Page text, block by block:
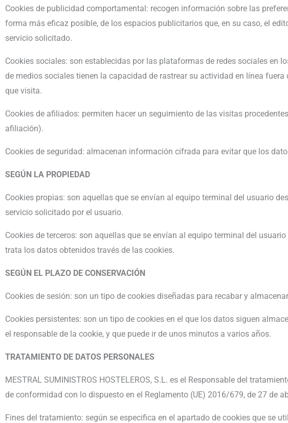
Cookies de publicidad comportamental: recogen información sobre las
forma más eficaz posible, de los espacios publicitarios que, en su caso, el
servicio solicitado.
Cookies sociales: son establecidas por las plataformas de redes sociales
de medios sociales tienen la capacidad de rastrear su actividad en línea
que visita.
Cookies de afiliados: permiten hacer un seguimiento de las visitas
afiliación).
Cookies de seguridad: almacenan información cifrada para evitar que los
SEGÚN LA PROPIEDAD
Cookies propias: son aquellas que se envían al equipo terminal del usuario
servicio solicitado por el usuario.
Cookies de terceros: son aquellas que se envían al equipo terminal del
trata los datos obtenidos través de las cookies.
SEGÚN EL PLAZO DE CONSERVACIÓN
Cookies de sesión: son un tipo de cookies diseñadas para recabar y
Cookies persistentes: son un tipo de cookies en el que los datos siguen
el responsable de la cookie, y que puede ir de unos minutos a varios años.
TRATAMIENTO DE DATOS PERSONALES
MESTRAL SUMINISTROS HOSTELEROS, S.L. es el Responsable del
de conformidad con lo dispuesto en el Reglamento (UE) 2016/679, de 27 de
Fines del tratamiento: según se especifica en el apartado de cookies que se